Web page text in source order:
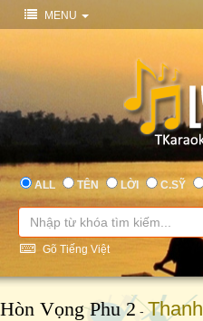
MENU
ALL TÊN LỜI C.SỸ
Gõ Tiếng Việt
Hòn Vọng Phu 2 -